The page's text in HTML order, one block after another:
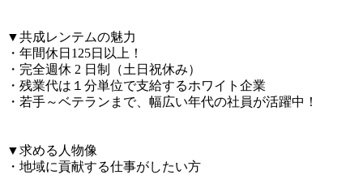
▼共成レンテムの魅力
・年間休日125日以上！
・完全週休 2 日制（土日祝休み）
・残業代は１分単位で支給するホワイト企業
・若手～ベテランまで、幅広い年代の社員が活躍中！
▼求める人物像
・地域に貢献する仕事がしたい方